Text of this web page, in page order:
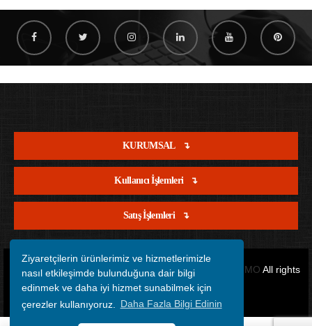
Ziyaretçilerin ürünlerimiz ve hizmetlerimizle
nasıl etkileşimde bulunduğuna dair bilgi
edinmek ve daha iyi hizmet sunabilmek için
çerezler kullanıyoruz.
Daha Fazla Bilgi Edinin
KURUMSAL
Kullanıcı İşlemleri
Satış İşlemleri
Copyright © 2012 - 2026 Tüm Hakları Saklıdır. OFİSİMO All rights
reserved.